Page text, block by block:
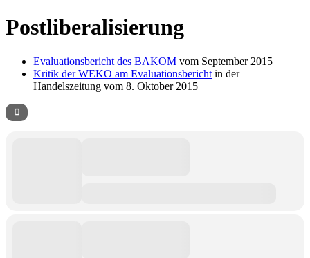
Postliberalisierung
Evaluationsbericht des BAKOM vom September 2015
Kritik der WEKO am Evaluationsbericht in der
Handelszeitung vom 8. Oktober 2015